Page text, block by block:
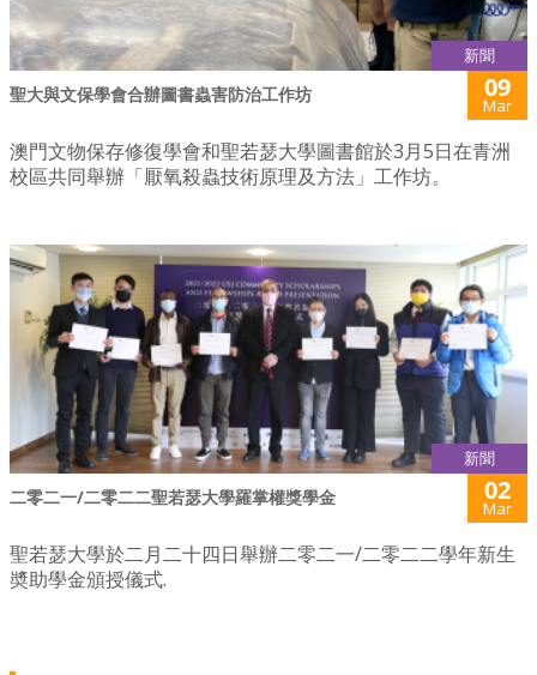
新聞
聖大與文保學會合辦圖書蟲害防治工作坊 09
Mar
澳門文物保存修復學會和聖若瑟大學圖書館於3月5日在青洲
校區共同舉辦「厭氧殺蟲技術原理及方法」工作坊。
新聞
二零二一/二零二二聖若瑟大學羅掌權獎學金 02
Mar
聖若瑟大學於二月二十四日舉辦二零二一/二零二二學年新生
奬助學金頒授儀式.